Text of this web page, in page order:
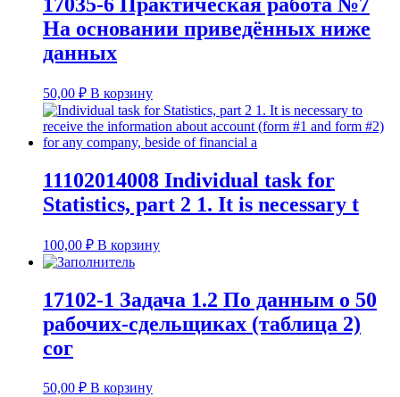
На основании приведённых ниже
данных
50,00 ₽ В корзину
11102014008 Individual task for
Statistics, part 2 1. It is necessary t
100,00 ₽ В корзину
17102-1 Задача 1.2 По данным о 50
рабочих-сдельщиках (таблица 2)
сог
50,00 ₽ В корзину